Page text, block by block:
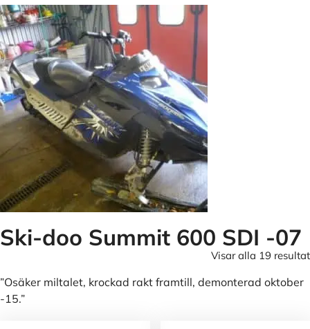
Ski-doo Summit 600 SDI -07
Visar alla 19 resultat
”Osäker miltalet, krockad rakt framtill, demonterad oktober
-15.”